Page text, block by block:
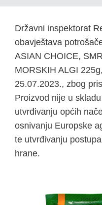
Državni inspektorat
obavještava
ASIAN CHOICE,
MORSKIH ALGI
25.07.2023., zbog
Proizvod nije u
utvrđivanju općih
osnivanju Europske
te utvrđivanju
hrane.